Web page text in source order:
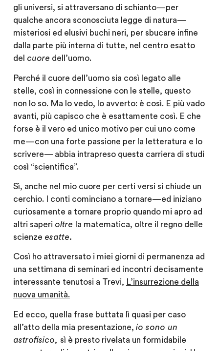
gli universi, si attraversano di schianto — per
qualche ancora sconosciuta legge di natura —
misteriosi ed elusivi buchi neri, per sbucare infine
dalla parte più interna di tutte, nel centro esatto
del cuore dell’uomo.
Perché il cuore dell’uomo sia così legato alle
stelle, così in connessione con le stelle, questo
non lo so. Ma lo vedo, lo avverto: è così. E più vado
avanti, più capisco che è esattamente così. E che
forse è il vero ed unico motivo per cui uno come
me — con una forte passione per la letteratura e lo
scrivere— abbia intrapreso questa carriera di studi
così “scientifica”.
Sì, anche nel mio cuore per certi versi si chiude un
cerchio. I conti cominciano a tornare — ed iniziano
curiosamente a tornare proprio quando mi apro ad
altri saperi oltre
la matematica, oltre il regno delle
scienze esatte.
Così ho attraversato i miei giorni di permanenza ad
una settimana di seminari ed incontri decisamente
interessante tenutosi a Trevi, L’insurrezione della
nuova umanità.
Ed ecco, quella frase buttata lì quasi per caso
all’atto della mia presentazione, io sono un
astrofisico, sì è presto rivelata un formidabile